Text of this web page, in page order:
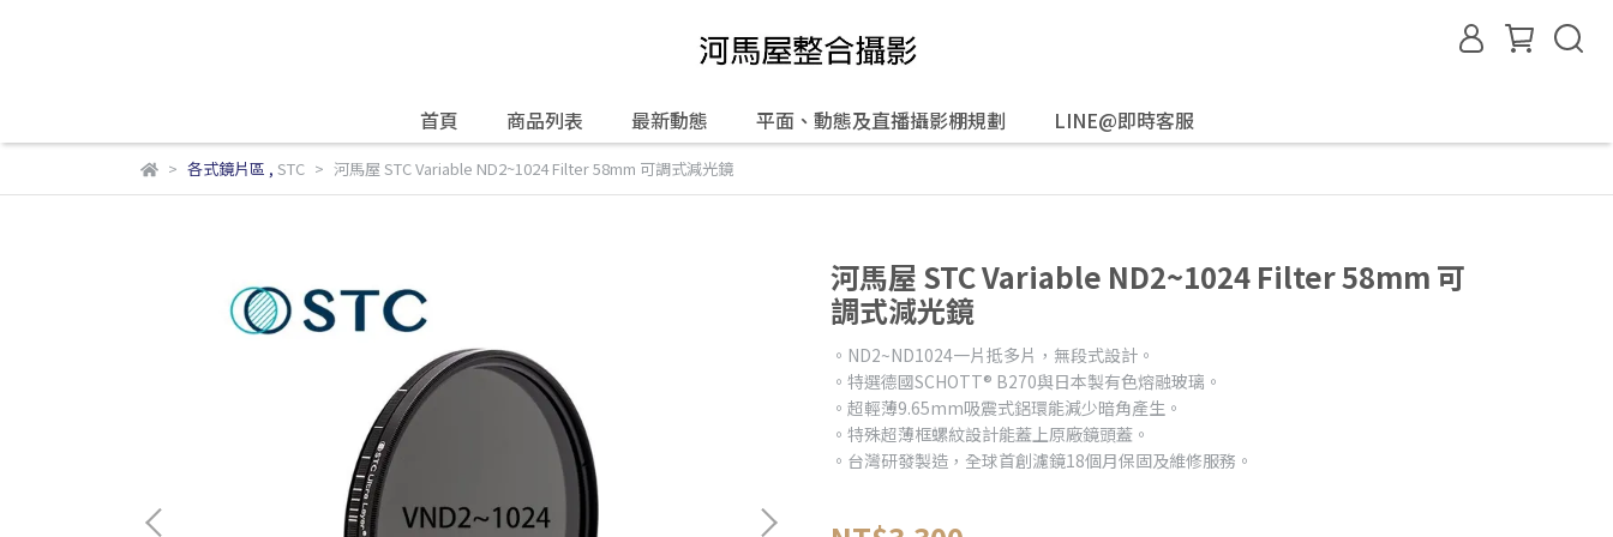
首頁 商品列表 最新動態 平面、動態及直播攝影棚規劃 LINE@即時客服
各式鏡片區 , STC 河馬屋 STC Variable ND2~1024 Filter 58mm 可調式減光鏡
河馬屋 STC Variable ND2~1024 Filter 58mm 可
調式減光鏡
。ND2~ND1024一片抵多片，無段式設計。
。特選德國SCHOTT® B270與日本製有色熔融玻璃。
。超輕薄9.65mm吸震式鋁環能減少暗角產生。
。特殊超薄框螺紋設計能蓋上原廠鏡頭蓋。
。台灣研發製造，全球首創濾鏡18個月保固及維修服務。